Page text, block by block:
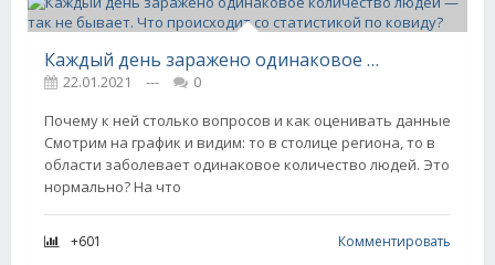
Каждый день заражено одинаковое количество людей — так не бывает. Что происходит со статистикой по ковиду?
22.01.2021 ---
0
Почему к ней столько вопросов и как оценивать данные
Смотрим на график и видим: то в столице региона, то в
области заболевает одинаковое количество людей. Это
нормально? На что
+601 Комментировать